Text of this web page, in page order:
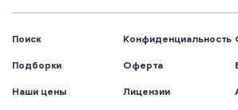
Поиск
Подборки
Наши цены
Конфиденциальность
Оферта
Лицензии